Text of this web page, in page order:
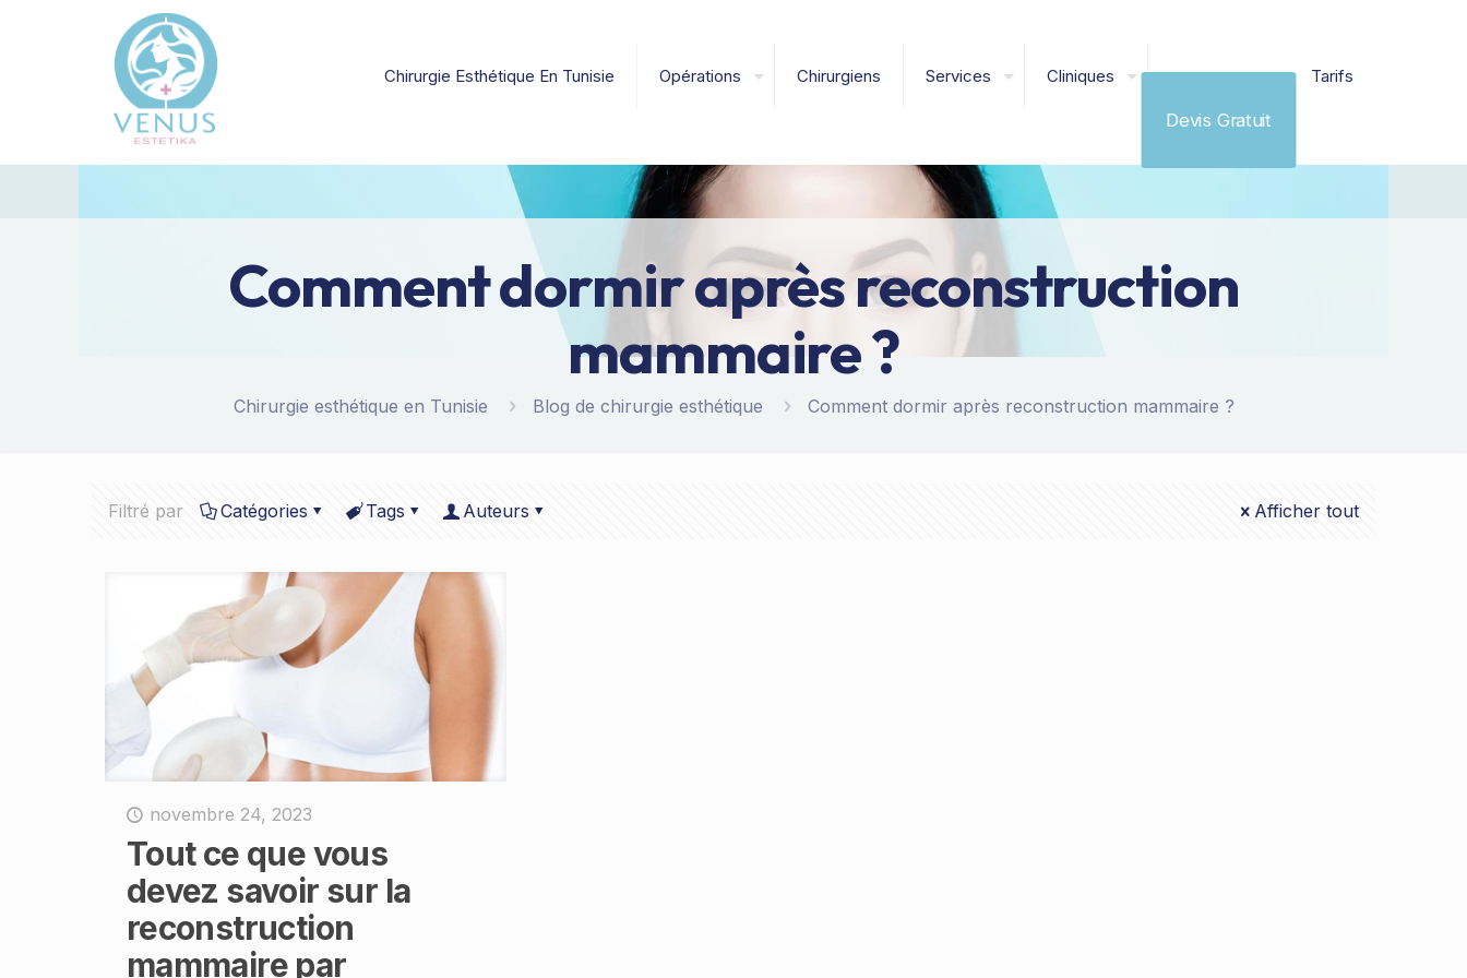
Chirurgie Esthétique En Tunisie Opérations Chirurgiens Services Cliniques
Devis Gratuit
Tarifs
Comment dormir après reconstruction
mammaire ?
Chirurgie esthétique en Tunisie Blog de chirurgie esthétique Comment dormir après reconstruction mammaire ?
Filtré par Catégories Tags Auteurs Afficher tout
novembre 24, 2023
Tout ce que vous
devez savoir sur la
reconstruction
mammaire par